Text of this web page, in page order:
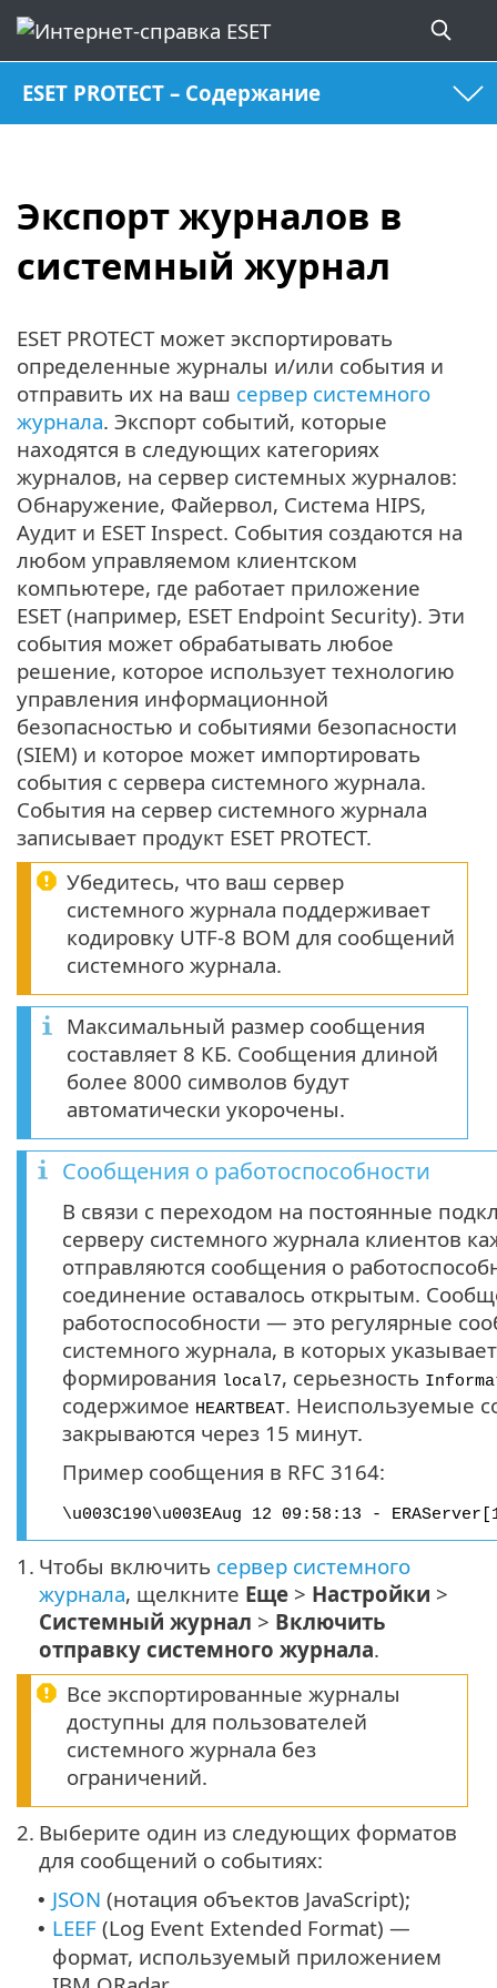
ESET PROTECT – Содержание
Экспорт журналов в
системный журнал
ESET PROTECT может экспортировать
определенные журналы и/или события и
отправить их на ваш сервер системного
журнала. Экспорт событий, которые
находятся в следующих категориях
журналов, на сервер системных журналов:
Обнаружение, Файервол, Система HIPS,
Аудит и ESET Inspect. События создаются на
любом управляемом клиентском
компьютере, где работает приложение
ESET (например, ESET Endpoint Security). Эти
события может обрабатывать любое
решение, которое использует технологию
управления информационной
безопасностью и событиями безопасности
(SIEM) и которое может импортировать
события с сервера системного журнала.
События на сервер системного журнала
записывает продукт ESET PROTECT.
Убедитесь, что ваш сервер
системного журнала поддерживает
кодировку UTF-8 BOM для сообщений
системного журнала.
Максимальный размер сообщения
составляет 8 КБ. Сообщения длиной
более 8000 символов будут
автоматически укорочены.
Сообщения о работоспособности
В связи с переходом на постоянные
серверу системного журнала клиентов
отправляются сообщения о
соединение оставалось открытым.
работоспособности — это регулярные
системного журнала, в которых
формирования local7, серьезность
содержимое HEARTBEAT. Неиспользуемые
закрываются через 15 минут.
Пример сообщения в RFC 3164:
\u003C190\u003EAug 12 09:58:13 -
1. Чтобы включить сервер системного
журнала, щелкните Еще > Настройки >
Системный журнал > Включить
отправку системного журнала.
Все экспортированные журналы
доступны для пользователей
системного журнала без
ограничений.
2. Выберите один из следующих форматов
для сообщений о событиях:
• JSON (нотация объектов JavaScript);
• LEEF (Log Event Extended Format) —
формат, используемый приложением